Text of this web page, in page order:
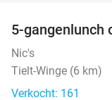
5-gangenlunch
Nic's
Tielt-Winge (6 km)
Verkocht: 161